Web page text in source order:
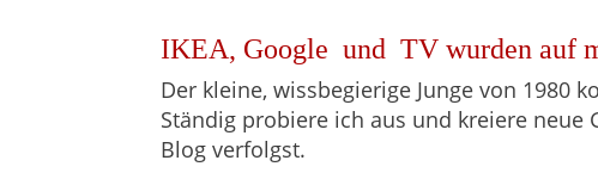
IKEA, Google und TV wurden auf
Der kleine, wissbegierige Junge von 1980
Ständig probiere ich aus und kreiere neue
Blog verfolgst.